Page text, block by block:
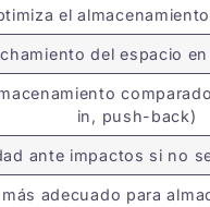
el
del espacio
in, push-back)
ante impactos si no
adecuado para